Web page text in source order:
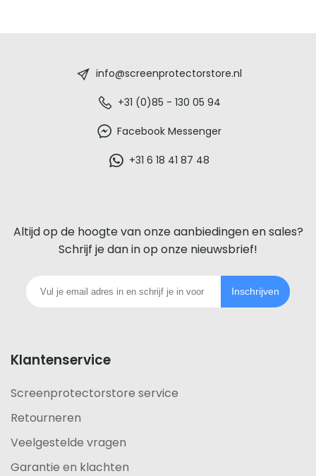
voor
iedere
telefoon
info@screenprotectorstore.nl
+31 (0)85 - 130 05 94
Facebook Messenger
+31 6 18 41 87 48
Altijd op de hoogte van onze aanbiedingen en sales?
Schrijf je dan in op onze nieuwsbrief!
Inschrijven
Klantenservice
Screenprotectorstore service
Retourneren
Veelgestelde vragen
Garantie en klachten